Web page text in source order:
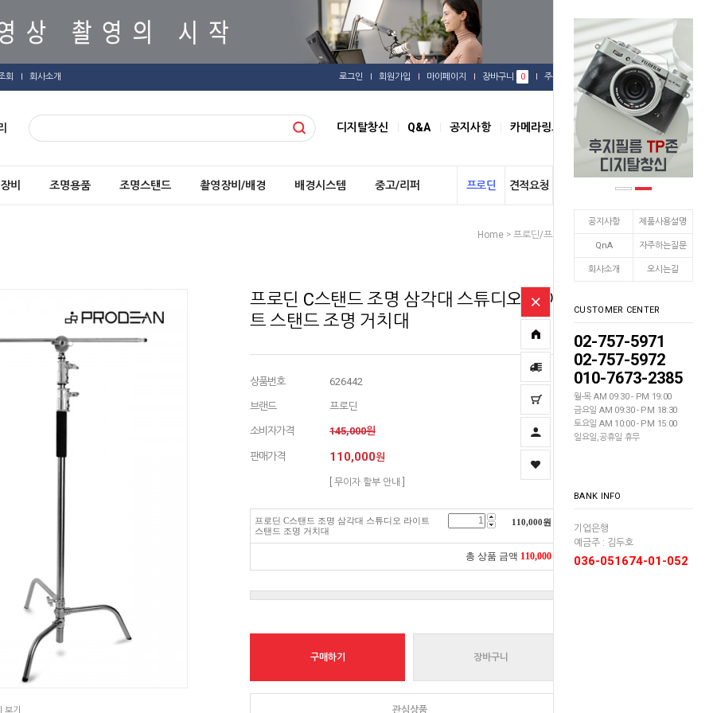
공지사항 제품사용설명
QnA 자주하는질문
회사소개 오시는길
CUSTOMER CENTER
02-757-5971
02-757-5972
010-7673-2385
월-목 AM 09:30 - PM 19:00
금요일 AM 09:30 - PM 18:30
토요일 AM 10:00 - PM 15:00
일요일,공휴일 휴무
BANK INFO
기업은행
예금주 : 김두호
036-051674-01-052
회 회사소개 로그인 회원가입 마이페이지 장바구니 0 주문배송 관심상품
디지탈창신 Q&A 공지사항 카메라링크
비 조명용품 조명스탠드 촬영장비/배경 배경시스템 중고/리퍼 프로딘 견적요청
Home > 프로딘/프로스팟
보기
프로딘 C스탠드 조명 삼각대 스튜디오 라이
트 스탠드 조명 거치대
상품번호 626442
브랜드 프로딘
소비자가격 145,000원
판매가격 110,000원
[ 무이자 할부 안내 ]
프로딘 C스탠드 조명 삼각대 스튜디오 라이트
스탠드 조명 거치대
110,000원
총 상품 금액 110,000
구매하기 장바구니
관심상품